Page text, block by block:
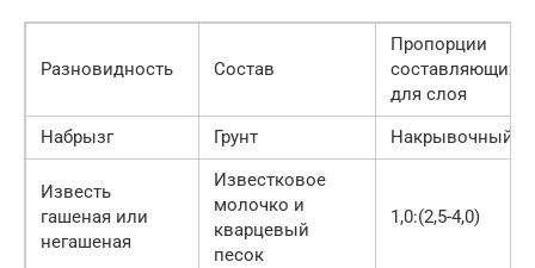
Разновидность Состав
Пропорции
составляющих
для слоя
Набрызг
Грунт Накрывочный
Известь
гашеная или
негашеная
Известковое
молочко и
кварцевый
песок
1,0:(2,5-4,0)